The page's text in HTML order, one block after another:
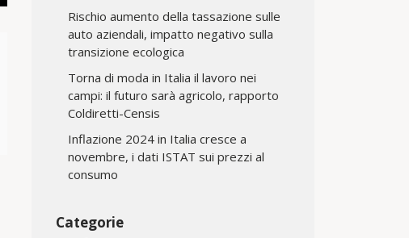
Rischio aumento della tassazione sulle
auto aziendali, impatto negativo sulla
transizione ecologica
Torna di moda in Italia il lavoro nei
campi: il futuro sarà agricolo, rapporto
Coldiretti-Censis
Inflazione 2024 in Italia cresce a
novembre, i dati ISTAT sui prezzi al
consumo
Categorie